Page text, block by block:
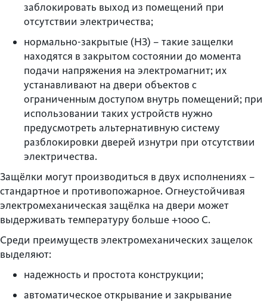
заблокировать выход из помещений при
отсутствии электричества;
нормально-закрытые (НЗ) – такие защелки
находятся в закрытом состоянии до момента
подачи напряжения на электромагнит; их
устанавливают на двери объектов с
ограниченным доступом внутрь помещений; при
использовании таких устройств нужно
предусмотреть альтернативную систему
разблокировки дверей изнутри при отсутствии
электричества.
Защёлки могут производиться в двух исполнениях –
стандартное и противопожарное. Огнеустойчивая
электромеханическая защёлка на двери может
выдерживать температуру больше +1000 С.
Среди преимуществ электромеханических защелок
выделяют:
надежность и простота конструкции;
автоматическое открывание и закрывание